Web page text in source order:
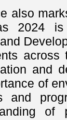
also
2024
and
of
and
of